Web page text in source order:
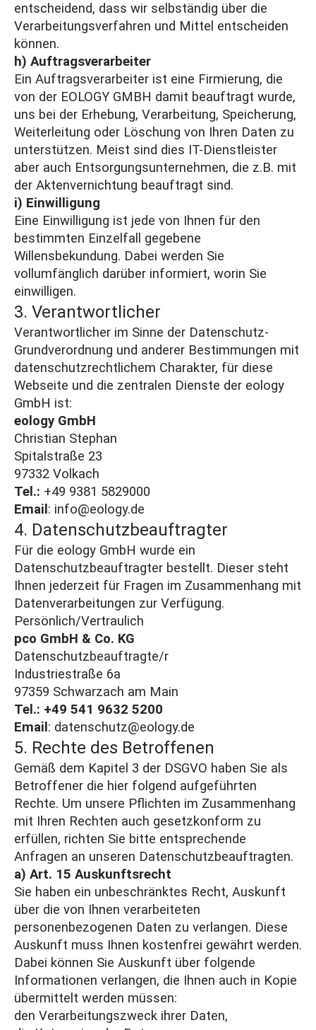
entscheidend, dass wir selbständig über die
Verarbeitungsverfahren und Mittel entscheiden
können.
h) Auftragsverarbeiter
Ein Auftragsverarbeiter ist eine Firmierung, die
von der EOLOGY GMBH damit beauftragt wurde,
uns bei der Erhebung, Verarbeitung, Speicherung,
Weiterleitung oder Löschung von Ihren Daten zu
unterstützen. Meist sind dies IT-Dienstleister
aber auch Entsorgungsunternehmen, die z.B. mit
der Aktenvernichtung beauftragt sind.
i) Einwilligung
Eine Einwilligung ist jede von Ihnen für den
bestimmten Einzelfall gegebene
Willensbekundung. Dabei werden Sie
vollumfänglich darüber informiert, worin Sie
einwilligen.
3. Verantwortlicher
Verantwortlicher im Sinne der Datenschutz-
Grundverordnung und anderer Bestimmungen mit
datenschutzrechtlichem Charakter, für diese
Webseite und die zentralen Dienste der eology
GmbH ist:
eology GmbH
Christian Stephan
Spitalstraße 23
97332 Volkach
Tel.: +49 9381 5829000
Email : info@eology.de
4. Datenschutzbeauftragter
Für die eology GmbH wurde ein
Datenschutzbeauftragter bestellt. Dieser steht
Ihnen jederzeit für Fragen im Zusammenhang mit
Datenverarbeitungen zur Verfügung.
Persönlich/Vertraulich
pco GmbH & Co. KG
Datenschutzbeauftragte/r
Industriestraße 6a
97359 Schwarzach am Main
Tel.: +49 541 9632 5200
Email : datenschutz@eology.de
5. Rechte des Betroffenen
Gemäß dem Kapitel 3 der DSGVO haben Sie als
Betroffener die hier folgend aufgeführten
Rechte. Um unsere Pflichten im Zusammenhang
mit Ihren Rechten auch gesetzkonform zu
erfüllen, richten Sie bitte entsprechende
Anfragen an unseren Datenschutzbeauftragten.
a) Art. 15 Auskunftsrecht
Sie haben ein unbeschränktes Recht, Auskunft
über die von Ihnen verarbeiteten
personenbezogenen Daten zu verlangen. Diese
Auskunft muss Ihnen kostenfrei gewährt werden.
Dabei können Sie Auskunft über folgende
Informationen verlangen, die Ihnen auch in Kopie
übermittelt werden müssen:
den Verarbeitungszweck ihrer Daten,